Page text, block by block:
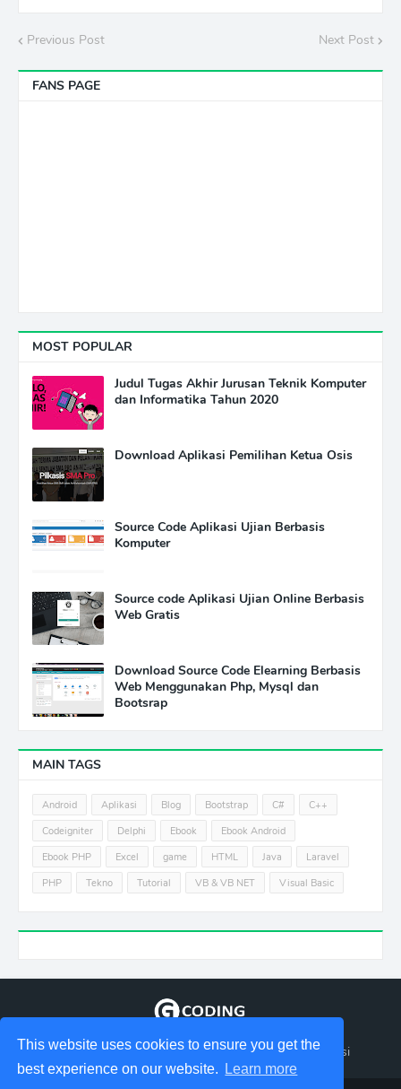
This website uses cookies to ensure you get the
best experience on our website.
Learn more
Previous Post Next Post
FANS PAGE
MOST POPULAR
Judul Tugas Akhir Jurusan Teknik Komputer
dan Informatika Tahun 2020
Download Aplikasi Pemilihan Ketua Osis
Source Code Aplikasi Ujian Berbasis
Komputer
Source code Aplikasi Ujian Online Berbasis
Web Gratis
Download Source Code Elearning Berbasis
Web Menggunakan Php, Mysql dan
Bootsrap
MAIN TAGS
Android Aplikasi Blog Bootstrap C#
C++
Codeigniter
Delphi Ebook
Ebook Android
Ebook PHP
Excel game HTML Java
Laravel
PHP
Tekno Tutorial VB & VB NET Visual Basic
Tempat berbagi Informasi tentang coding dan aplikasi